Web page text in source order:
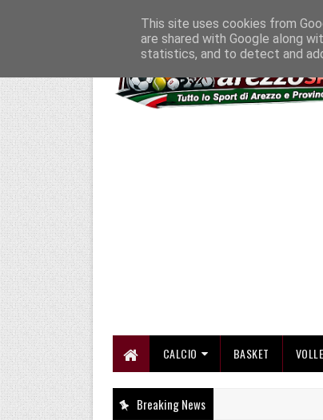
CALCIO BASKET
Breaking News
This site uses cookies from
are shared with Google along
statistics, and to detect and